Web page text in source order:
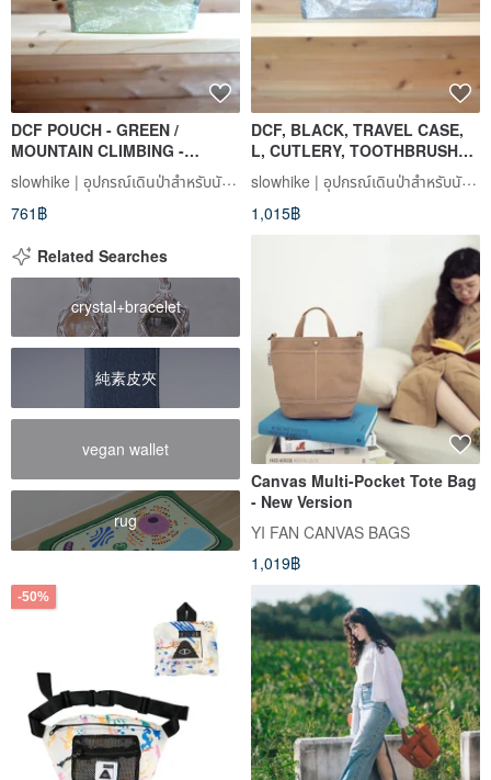
DCF POUCH - GREEN /
MOUNTAIN CLIMBING -
CAMPING - OUTDOORS -
ULTRA LIGHTWEIGHT -
WATERPROOF - SACOCHE -
FIRST AID - slowhike
slowhike | อุปกรณ์เดินป่าสำหรับนักเดินป่าสายชิล
761฿
DCF, BLACK, TRAVEL CASE,
L, CUTLERY, TOOTHBRUSH
POUCH, POUCH, OUTDOORS,
CAMPING, HIKING,
WATERPROOF, ULTRA-
slowhike | อุปกรณ์เดินป่าสำหรับนักเดินป่าสายชิล
1,015฿
Related Searches
crystal+bracelet
純素皮夾
vegan wallet
rug
Canvas Multi-Pocket Tote Bag
- New Version
YI FAN CANVAS BAGS
1,019฿
-50%